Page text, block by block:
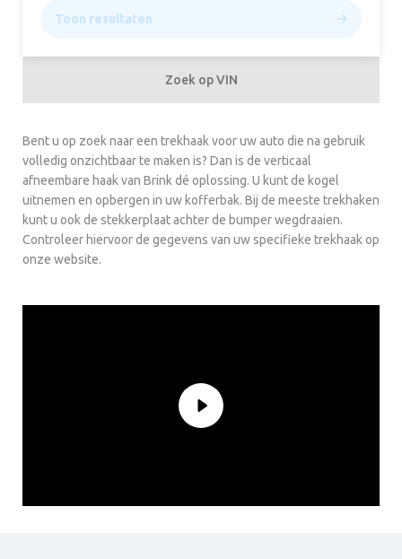
Toon resultaten
Zoek op VIN
Bent u op zoek naar een trekhaak voor uw auto die na gebruik
volledig onzichtbaar te maken is? Dan is de verticaal
afneembare haak van Brink dé oplossing. U kunt de kogel
uitnemen en opbergen in uw kofferbak. Bij de meeste trekhaken
kunt u ook de stekkerplaat achter de bumper wegdraaien.
Controleer hiervoor de gegevens van uw specifieke trekhaak op
onze website.